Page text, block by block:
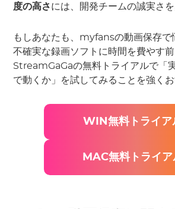
度の高さには、開発チームの誠実さを
もしあなたも、myfansの動画保存で
不確実な録画ソフトに時間を費やす
StreamGaGaの無料トライアルで「
で動くか」を試してみることを強くお
WIN無料トライア
MAC無料トライア